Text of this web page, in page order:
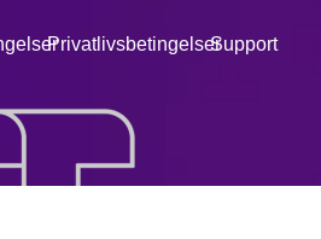
PrivatlivsbetingelserSupport